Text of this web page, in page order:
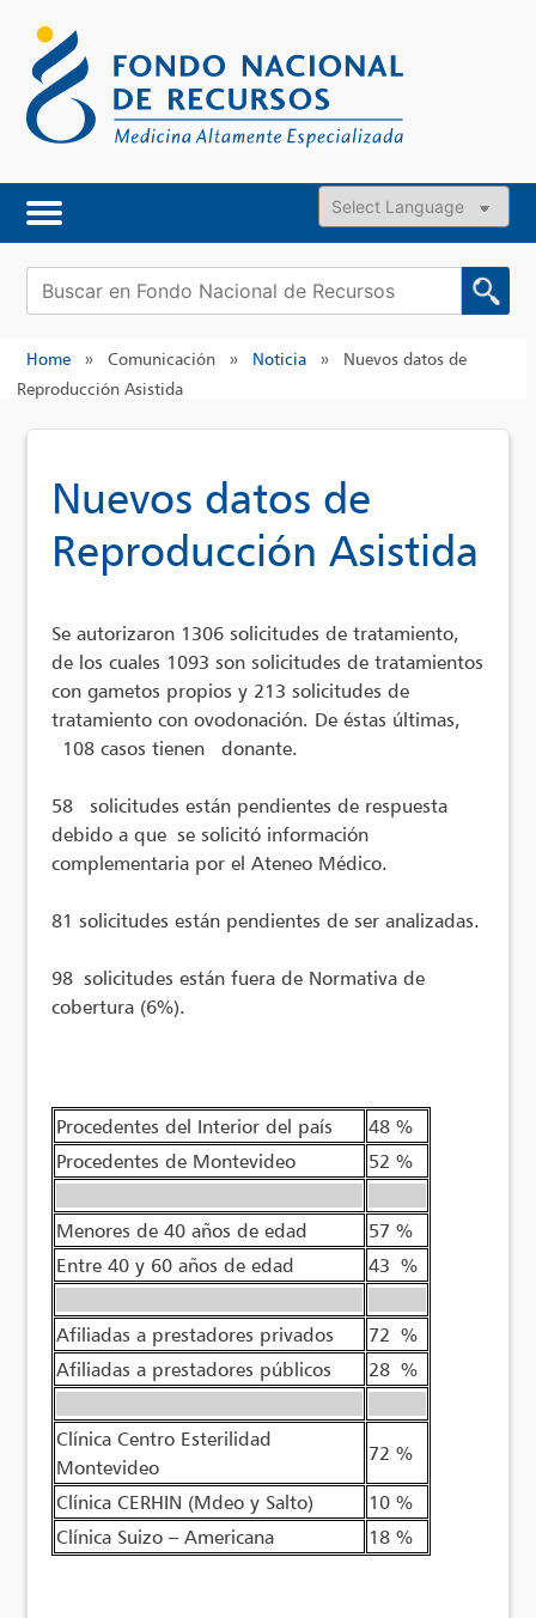
content
Powered by
Buscar:
Home » Comunicación » Noticia »
Nuevos datos de
Reproducción Asistida
Nuevos datos de
Reproducción Asistida
Se autorizaron 1306 solicitudes de tratamiento,
de los cuales 1093 son solicitudes de tratamientos
con gametos propios y 213 solicitudes de
tratamiento con ovodonación. De éstas últimas,
108 casos tienen donante.
58 solicitudes están pendientes de respuesta
debido a que se solicitó información
complementaria por el Ateneo Médico.
81 solicitudes están pendientes de ser analizadas.
98 solicitudes están fuera de Normativa de
cobertura (6%).
Procedentes del Interior del país
48 %
Procedentes de Montevideo
52 %
Menores de 40 años de edad
57 %
Entre 40 y 60 años de edad
43 %
Afiliadas a prestadores privados
72 %
Afiliadas a prestadores públicos
28 %
Clínica Centro Esterilidad
Montevideo
72 %
Clínica CERHIN (Mdeo y Salto)
10 %
Clínica Suizo – Americana
18 %